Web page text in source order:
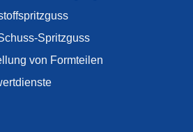
Spritzguss
von Formteilen